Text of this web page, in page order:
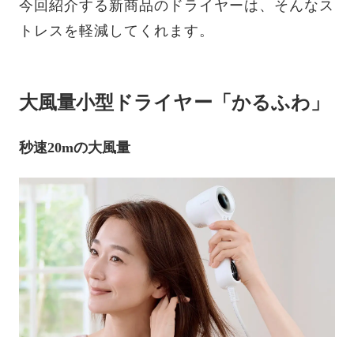
今回紹介する新商品のドライヤーは、そんなス
トレスを軽減してくれます。
大風量小型ドライヤー「かるふわ」
秒速20mの大風量